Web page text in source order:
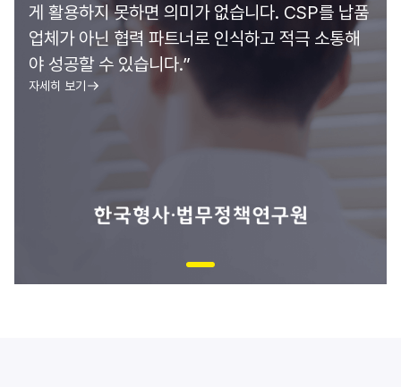
게 활용하지 못하면 의미가 없습니다. CSP를 납품
업체가 아닌 협력 파트너로 인식하고 적극 소통해
야 성공할 수 있습니다.”
자세히 보기